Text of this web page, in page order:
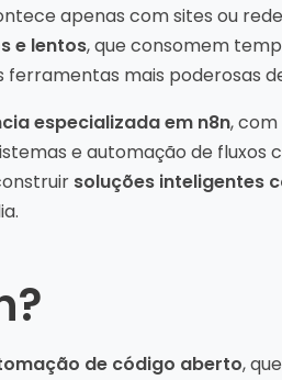
apenas com sites ou
e lentos, que consomem
ferramentas mais poderosas
especializada em n8n,
e automação de fluxos
soluções inteligentes
de código aberto,